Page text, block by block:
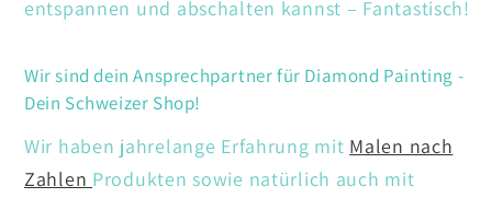
entspannen und abschalten kannst – Fantastisch!
Wir sind dein Ansprechpartner für Diamond Painting -
Dein Schweizer Shop!
Wir haben jahrelange Erfahrung mit Malen nach
Zahlen Produkten sowie natürlich auch mit